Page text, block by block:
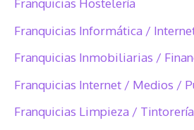
Franquicias Hostelería
Franquicias Informática /
Franquicias Inmobiliarias /
Franquicias Internet / Medios /
Franquicias Limpieza /